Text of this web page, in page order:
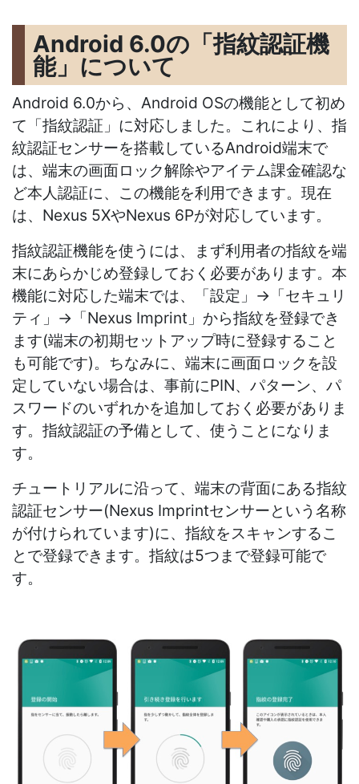
Android 6.0の「指紋認証機
能」について
Android 6.0から、Android OSの機能として初め
て「指紋認証」に対応しました。これにより、指
紋認証センサーを搭載しているAndroid端末で
は、端末の画面ロック解除やアイテム課金確認な
ど本人認証に、この機能を利用できます。現在
は、Nexus 5XやNexus 6Pが対応しています。
指紋認証機能を使うには、まず利用者の指紋を端
末にあらかじめ登録しておく必要があります。本
機能に対応した端末では、「設定」→「セキュリ
ティ」→「Nexus Imprint」から指紋を登録でき
ます(端末の初期セットアップ時に登録すること
も可能です)。ちなみに、端末に画面ロックを設
定していない場合は、事前にPIN、パターン、パ
スワードのいずれかを追加しておく必要がありま
す。指紋認証の予備として、使うことになりま
す。
チュートリアルに沿って、端末の背面にある指紋
認証センサー(Nexus Imprintセンサーという名称
が付けられています)に、指紋をスキャンするこ
とで登録できます。指紋は5つまで登録可能で
す。